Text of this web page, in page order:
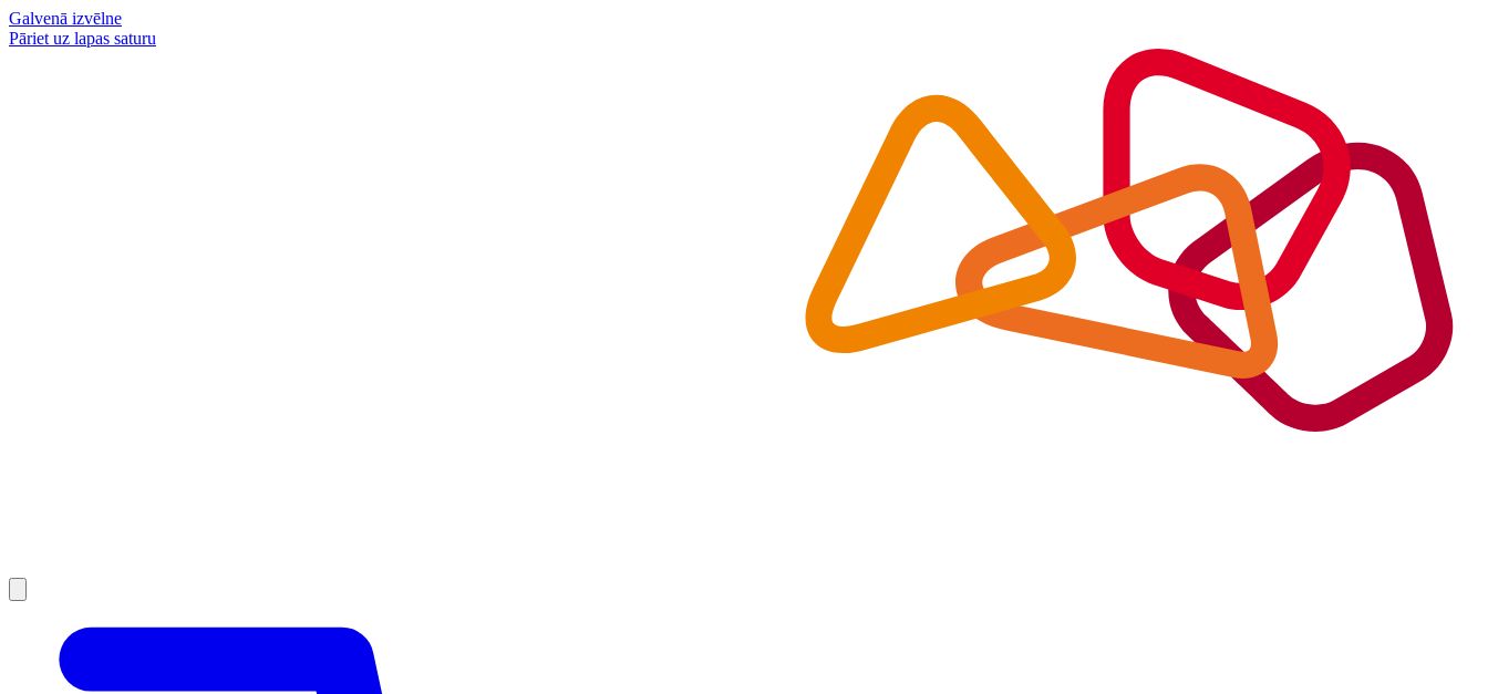
Galvenā izvēlne
Pāriet uz lapas saturu